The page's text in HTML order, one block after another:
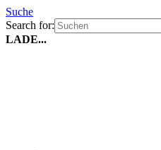
Suche
Search for:
LADE...